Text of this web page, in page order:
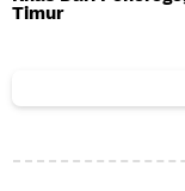
Timur